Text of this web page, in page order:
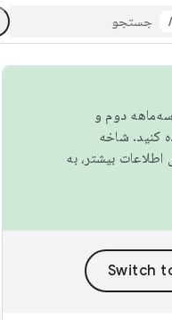
/
سه‌ماهه دوم و
کنید. شاخه